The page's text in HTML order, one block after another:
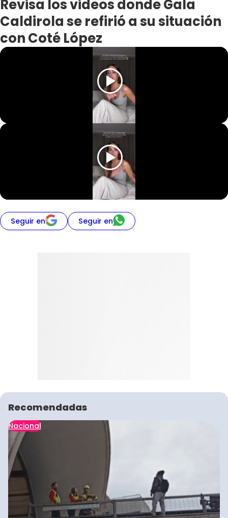
Revisa los videos donde Gala
Caldirola se refirió a su situación
con Coté López
Seguir en Seguir en
Recomendadas
Nacional